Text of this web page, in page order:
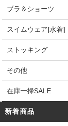
ブラ＆ショーツ
スイムウェア[水着]
ストッキング
その他
在庫一掃SALE
新着商品